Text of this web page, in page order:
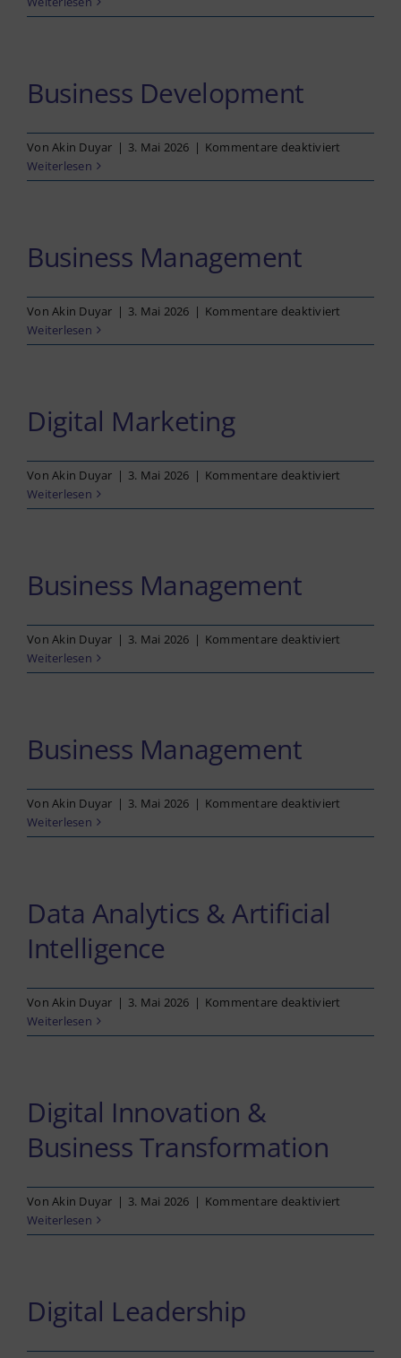
Business Development
VonAkin Duyar | 3. Mai 2026 | Kommentare deaktiviert
Weiterlesen
Business Management
VonAkin Duyar | 3. Mai 2026 | Kommentare deaktiviert
Weiterlesen
Digital Marketing
VonAkin Duyar | 3. Mai 2026 | Kommentare deaktiviert
Marketing
Weiterlesen
Business Management
VonAkin Duyar | 3. Mai 2026 | Kommentare deaktiviert
Weiterlesen
Business Management
VonAkin Duyar | 3. Mai 2026 | Kommentare deaktiviert
Weiterlesen
Data Analytics & Artificial
Intelligence
VonAkin Duyar | 3. Mai 2026 | Kommentare deaktiviert
Analytics
Weiterlesen
Digital Innovation &
Business Transformation
VonAkin Duyar | 3. Mai 2026 | Kommentare deaktiviert
Innovation
Weiterlesen
Digital Leadership